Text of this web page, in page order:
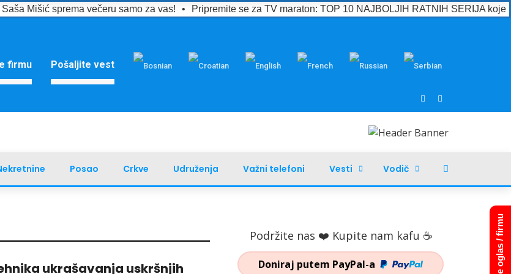
Mišić sprema večeru samo za vas! • Pripremite se za TV maraton: TOP 10 NAJBOLJIH RATNIH SERIJA
firmu Pošaljite vest
Posao Crkve Udruženja Važni telefoni Vesti Vodič
ukrašavanja uskršnjih
Podržite nas ❤️ Kupite nam kafu ☕
Doniraj putem PayPal-a